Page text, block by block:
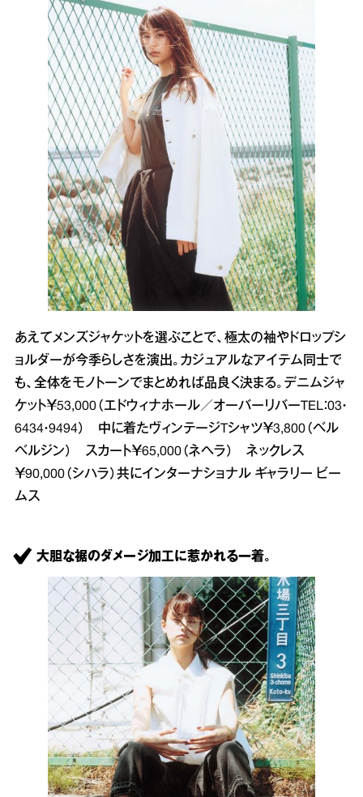
あえてメンズジャケットを選ぶことで、極太の袖やドロップシ
ョルダーが今季らしさを演出。カジュアルなアイテム同士で
も、全体をモノトーンでまとめれば品良く決まる。デニムジャ
ケット￥53,000（エドウィナホール／オーバーリバーTEL：03・
6434・9494） 中に着たヴィンテージTシャツ￥3,800（ベル
ベルジン） スカート￥65,000（ネヘラ） ネックレス
￥90,000（シハラ）共にインターナショナル ギャラリー ビー
ムス
大胆な裾のダメージ加工に惹かれる一着。